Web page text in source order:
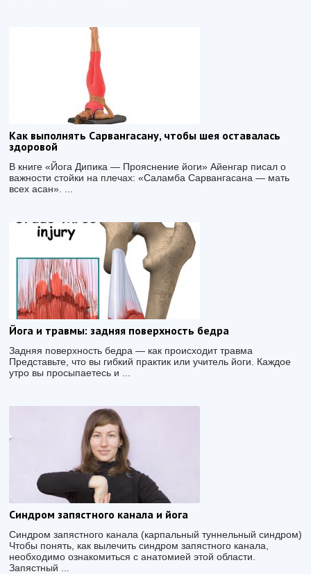
Как выполнять Сарвангасану, чтобы шея оставалась
здоровой
В книге «Йога Дипика — Прояснение йоги» Айенгар писал о
важности стойки на плечах: «Саламба Сарвангасана — мать
всех асан». ...
Йога и травмы: задняя поверхность бедра
Задняя поверхность бедра — как происходит травма
Представьте, что вы гибкий практик или учитель йоги. Каждое
утро вы просыпаетесь и ...
Cиндром запястного канала и йога
Синдром запястного канала (карпальный туннельный синдром)
Чтобы понять, как вылечить синдром запястного канала,
необходимо ознакомиться с анатомией этой области.
Запястный ...